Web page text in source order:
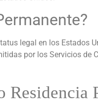
legal en los Estados
por los Servicios de
Residencia